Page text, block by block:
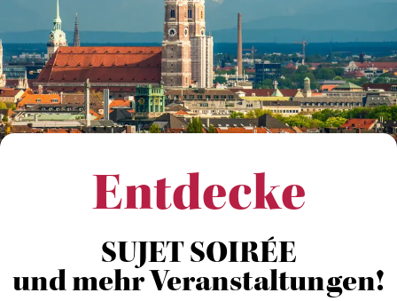
Entdecke
SUJET SOIRÉE
und mehr Veranstaltungen!